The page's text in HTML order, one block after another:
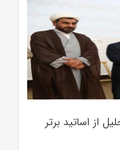
از اساتید برتر